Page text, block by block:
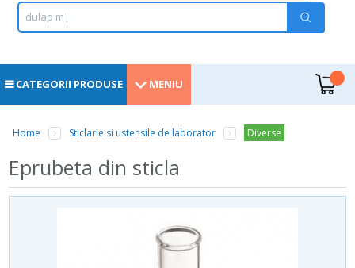
Formular de căutare
Căutare
.dulap m e
MENIU
CATEGORII PRODUSE
Home Sticlarie si ustensile de laborator Diverse
Eprubeta din sticla